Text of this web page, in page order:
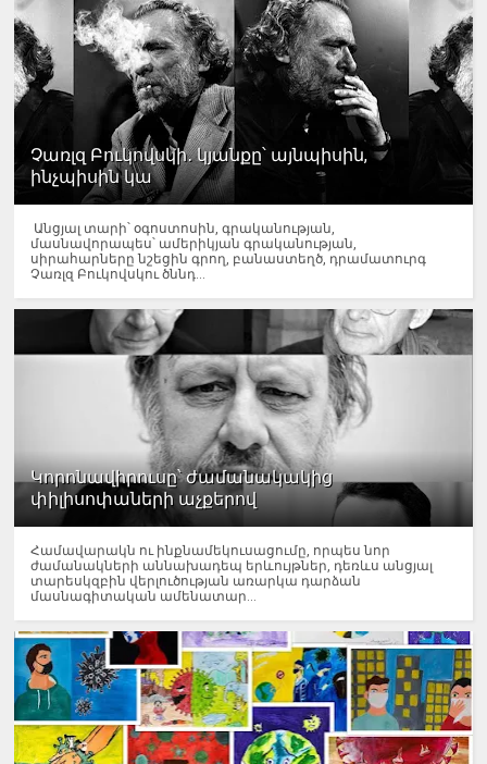
Չառլզ Բուկովսկի․ կյանքը՝ այնպիսին,
ինչպիսին կա
Անցյալ տարի՝ օգոստոսին, գրականության,
մասնավորապես՝ ամերիկյան գրականության,
սիրահարները նշեցին գրող, բանաստեղծ, դրամատուրգ
Չառլզ Բուկովսկու ծննդ...
Կորոնավիրուսը՝ ժամանակակից
փիլիսոփաների աչքերով
Համավարակն ու ինքնամեկուսացումը, որպես նոր
ժամանակների աննախադեպ երևույթներ, դեռևս անցյալ
տարեսկզբին վերլուծության առարկա դարձան
մասնագիտական ամենատար...